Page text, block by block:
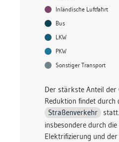
Inländische Luftfahrt
Bus
LKW
PKW
Sonstiger Transport
Der stärkste Anteil der
Reduktion findet
Straßenverkehr
insbesondere durch
Elektrifizierung und